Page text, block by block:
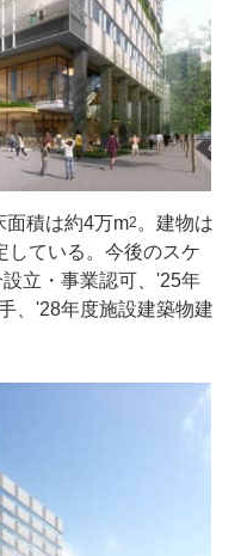
面積は約4万m2 。建物は
している。今後のスケ
立・事業認可、'25年
、'28年度施設建築物建